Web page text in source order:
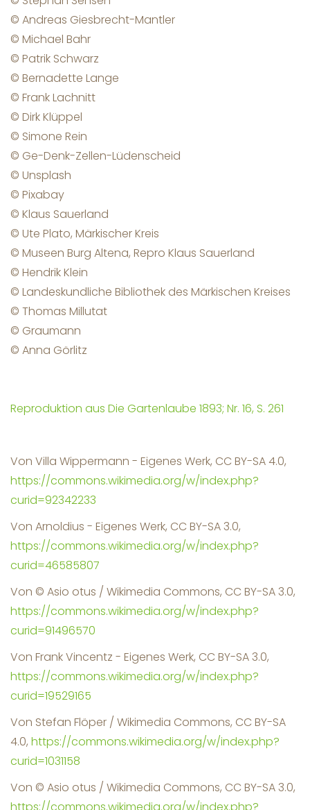
© Andreas Giesbrecht-Mantler
© Michael Bahr
© Patrik Schwarz
© Bernadette Lange
© Frank Lachnitt
© Dirk Klüppel
© Simone Rein
© Ge-Denk-Zellen-Lüdenscheid
© Unsplash
© Pixabay
© Klaus Sauerland
© Ute Plato, Märkischer Kreis
© Museen Burg Altena, Repro Klaus Sauerland
© Hendrik Klein
© Landeskundliche Bibliothek des Märkischen Kreises
© Thomas Millutat
© Graumann
© Anna Görlitz
Reproduktion aus Die Gartenlaube 1893; Nr. 16, S. 261
Von Villa Wippermann - Eigenes Werk, CC BY-SA 4.0,
https://commons.wikimedia.org/w/index.php?
curid=92342233
Von Arnoldius - Eigenes Werk, CC BY-SA 3.0,
https://commons.wikimedia.org/w/index.php?
curid=46585807
Von © Asio otus / Wikimedia Commons, CC BY-SA 3.0,
https://commons.wikimedia.org/w/index.php?
curid=91496570
Von Frank Vincentz - Eigenes Werk, CC BY-SA 3.0,
https://commons.wikimedia.org/w/index.php?
curid=19529165
Von Stefan Flöper / Wikimedia Commons, CC BY-SA
4.0, https://commons.wikimedia.org/w/index.php?
curid=1031158
Von © Asio otus / Wikimedia Commons, CC BY-SA 3.0,